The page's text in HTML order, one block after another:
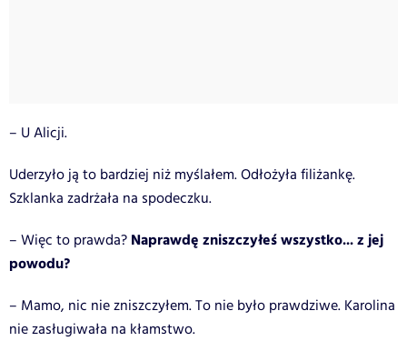
– U Alicji.
Uderzyło ją to bardziej niż myślałem. Odłożyła filiżankę.
Szklanka zadrżała na spodeczku.
– Więc to prawda? Naprawdę zniszczyłeś wszystko... z jej
powodu?
– Mamo, nic nie zniszczyłem. To nie było prawdziwe. Karolina
nie zasługiwała na kłamstwo.